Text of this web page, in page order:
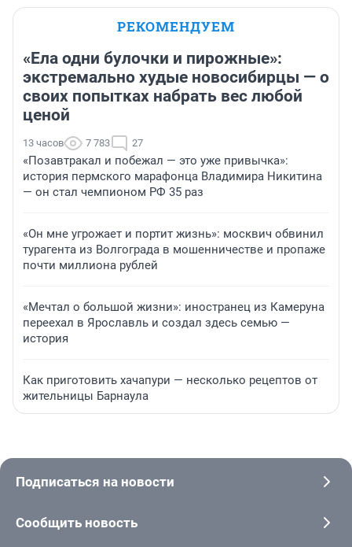
РЕКОМЕНДУЕМ
«Ела одни булочки и пирожные»:
экстремально худые новосибирцы — о
своих попытках набрать вес любой
ценой
13 часов 7 783 27
«Позавтракал и побежал — это уже привычка»:
история пермского марафонца Владимира Никитина
— он стал чемпионом РФ 35 раз
«Он мне угрожает и портит жизнь»: москвич обвинил
турагента из Волгограда в мошенничестве и пропаже
почти миллиона рублей
«Мечтал о большой жизни»: иностранец из Камеруна
переехал в Ярославль и создал здесь семью —
история
Как приготовить хачапури — несколько рецептов от
жительницы Барнаула
Подписаться на новости
Сообщить новость